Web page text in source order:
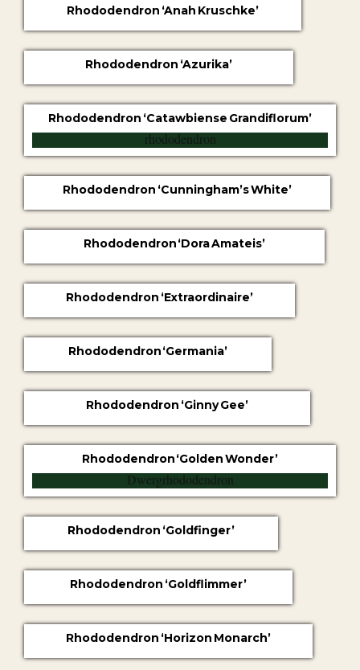
Rhododendron ‘Anah Kruschke’
Rhododendron ‘Azurika’
Rhododendron ‘Catawbiense Grandiflorum’
Rhododendron ‘Cunningham’s White’
Rhododendron ‘Dora Amateis’
Rhododendron ‘Extraordinaire’
Rhododendron ‘Germania’
Rhododendron ‘Ginny Gee’
Rhododendron ‘Golden Wonder’
Rhododendron ‘Goldfinger’
Rhododendron ‘Goldflimmer’
Rhododendron ‘Horizon Monarch’